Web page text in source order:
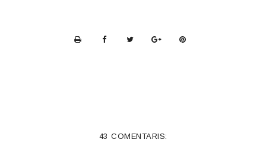
43 COMENTARIS: